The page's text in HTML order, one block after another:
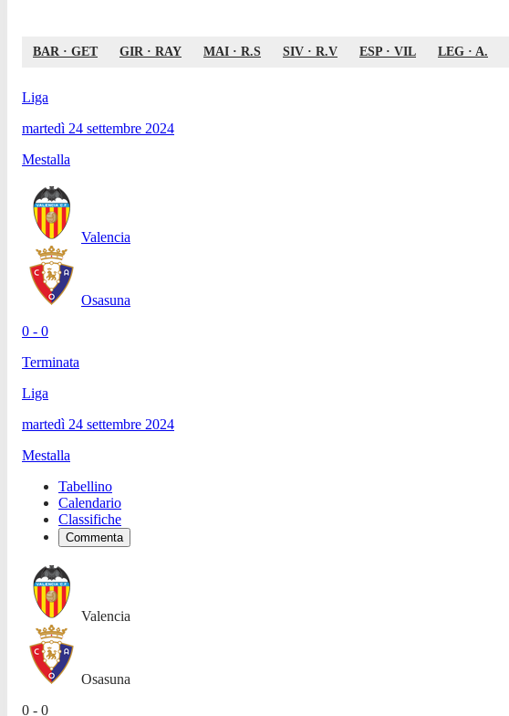
BAR · GET GIR · RAY MAI · R.S SIV · R.V ESP · VIL LEG · A.
Liga
martedì 24 settembre 2024
Mestalla
Valencia
Osasuna
0 - 0
Terminata
Liga
martedì 24 settembre 2024
Mestalla
Tabellino
Calendario
Classifiche
Commenta
Valencia
Osasuna
0 - 0